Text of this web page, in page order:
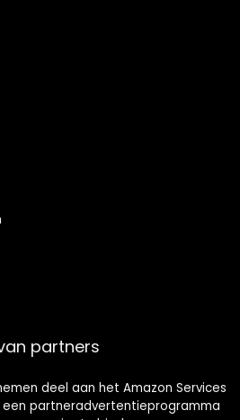
partners
deel aan het Amazon Services
een partneradvertentieprogramma